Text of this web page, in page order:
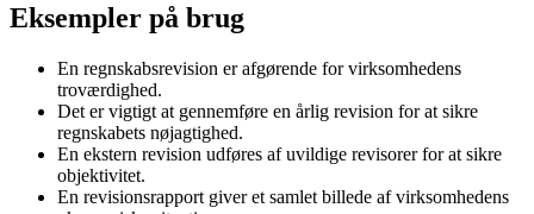
Eksempler på brug
En regnskabsrevision er afgørende for virksomhedens
troværdighed.
Det er vigtigt at gennemføre en årlig revision for at sikre
regnskabets nøjagtighed.
En ekstern revision udføres af uvildige revisorer for at sikre
objektivitet.
En revisionsrapport giver et samlet billede af virksomhedens